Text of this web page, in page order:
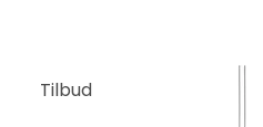
Tilbud